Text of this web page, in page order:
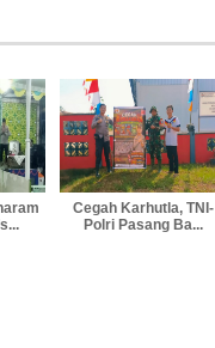
Cegah Karhutla, TNI-
Polri Pasang Ba...